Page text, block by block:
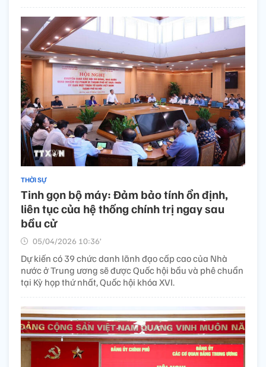
THỜI SỰ
Tinh gọn bộ máy: Đảm bảo tính ổn định,
liên tục của hệ thống chính trị ngay sau
bầu cử
05/04/2026 10:36’
Dự kiến có 39 chức danh lãnh đạo cấp cao của Nhà
nước ở Trung ương sẽ được Quốc hội bầu và phê chuẩn
tại Kỳ họp thứ nhất, Quốc hội khóa XVI.